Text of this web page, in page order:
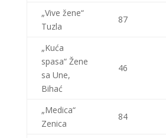
„Vive žene“
Tuzla
87
„Kuća
spasa“ Žene
sa Une,
Bihać
46
„Medica“
Zenica
84